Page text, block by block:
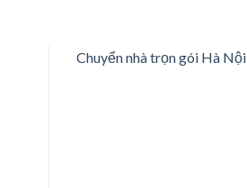
Chuyển nhà trọn gói Hà Nội